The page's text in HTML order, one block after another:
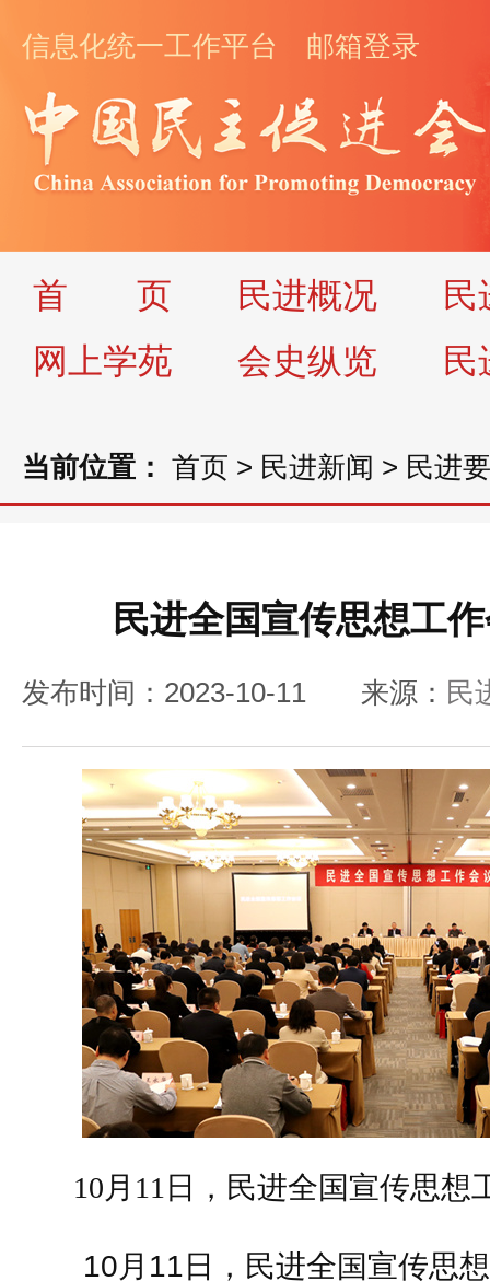
信息化统一工作平台 邮箱登录
首 页 民进概况
民
网上学苑
会史纵览 民
当前位置： 首页 > 民进新闻 > 民进
民进全国宣传思想工
发布时间：2023-10-11 来源： 民
10月11日，民进全国宣传思想
10月11日，民进全国宣传思想